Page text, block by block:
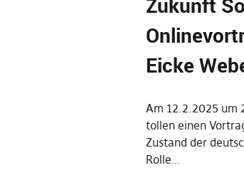
Eicke
Am 12.2.2025 um
tollen einen
Zustand der
Rolle…